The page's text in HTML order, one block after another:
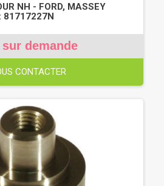
NH - FORD, MASSEY
81717227N
demande
CONTACTER